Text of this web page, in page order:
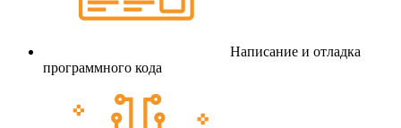
Написание и отладка
программного кода